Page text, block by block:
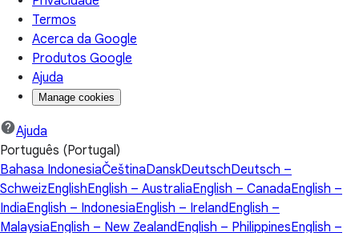
Termos
Acerca da Google
Produtos Google
Ajuda
Manage cookies
Ajuda
Português (Portugal)
Bahasa IndonesiaČeštinaDanskDeutschDeutsch –
SchweizEnglishEnglish – AustraliaEnglish – CanadaEnglish –
IndiaEnglish – IndonesiaEnglish – IrelandEnglish –
MalaysiaEnglish – New ZealandEnglish – PhilippinesEnglish –